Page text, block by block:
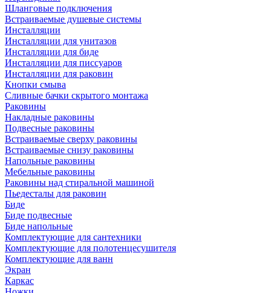
Шланговые подключения
Встраиваемые душевые системы
Инсталляции
Инсталляции для унитазов
Инсталляции для биде
Инсталляции для писсуаров
Инсталляции для раковин
Кнопки смыва
Сливные бачки скрытого монтажа
Раковины
Накладные раковины
Подвесные раковины
Встраиваемые сверху раковины
Встраиваемые снизу раковины
Напольные раковины
Мебельные раковины
Раковины над стиральной машиной
Пьедесталы для раковин
Биде
Биде подвесные
Биде напольные
Комплектующие для сантехники
Комплектующие для полотенцесушителя
Комплектующие для ванн
Экран
Каркас